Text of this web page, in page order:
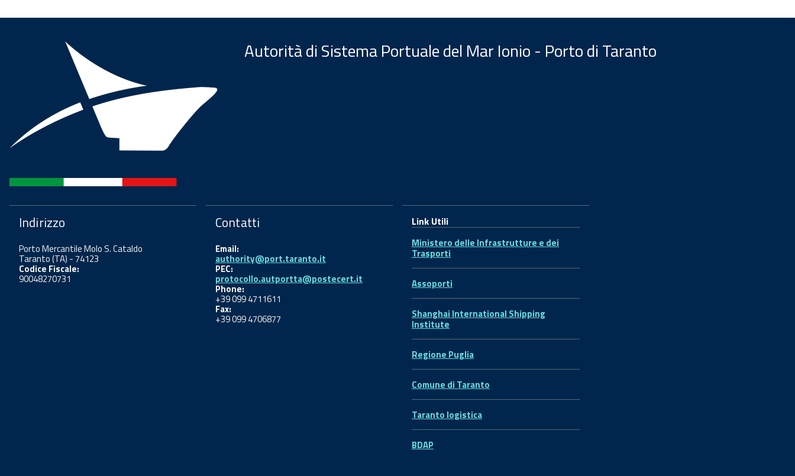
Autorità di Sistema Portuale del Mar Ionio - Porto di Taranto
Indirizzo
Porto Mercantile Molo S. Cataldo
Taranto (TA) - 74123
Codice Fiscale:
90048270731
Contatti
Email:
authority@port.taranto.it
PEC:
protocollo.autportta@postecert.it
Phone:
+39 099 4711611
Fax:
+39 099 4706877
Link Utili
Ministero delle Infrastrutture e dei
Trasporti
Assoporti
Shanghai International Shipping
Institute
Regione Puglia
Comune di Taranto
Taranto logistica
BDAP